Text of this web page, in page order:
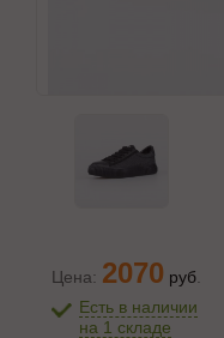
Цена: 2070 руб
Есть в наличии
на 1 складе